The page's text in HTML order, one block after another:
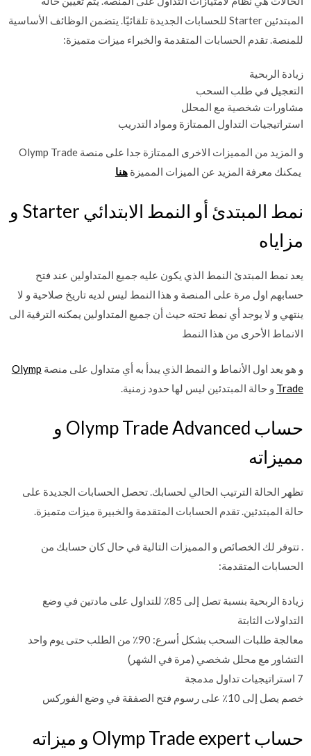
المبتدئين Starter للحسابات الجديدة تلقائيًا. يتضمن الوظائف الأساسية
للمنصة. تقدم الحسابات المتقدمة والخبراء ميزات متميزة:
زيادة الربحية
التعجيل في طلب السحب
مشاورات شخصية مع المحلل
استراتيجيات التداول الممتازة ومواد التدريب
و المزيد من المميزات الاخرى الممتازة جدا على منصة Olymp Trade
يمكنك معرفة المزيد عن الميزات المميزةهنا
نمط المبتدئ أو النمط الابتدائي Starter و
مزاياه
يعد نمط المبتدئ النمط الذي يكون عليه جميع المتداولين عند فتح
حسابهم اول مرة على المنصة و هذا النمط ليس لديه تاريخ صلاحية و لا
ينتهي و لا يوجد أي نمط تحته حيث أن جميع المتداولين يمكنه الترقية الى
الانماط الأحرى من هذا النمط
و هو يعد اول الأنماط و النمط الذي يبدأ به أي متداول على منصة Olymp
Trade و حالة المبتدئين ليس لها حدود زمنية.
حساب Olymp Trade Advanced و
مميزاته
تظهر الحالة الترتيب الحالي لحسابك. تحصل الحسابات الجديدة على
حالة المبتدئين. تقدم الحسابات المتقدمة والخبيرة ميزات متميزة.
. تتوفر لك الخصائص و المميزات التالية في حال كان حسابك من
الحسابات المتقدمة:
زيادة الربحية بنسبة تصل إلى 85٪ للتداول على مادتين في وضع
التداولات الثابتة
معالجة طلبات السحب بشكل أسرع: 90٪ من الطلب حتى يوم واحد
التشاور مع محلل شخصي (مرة في الشهر)
7 استراتيجيات تداول مدمجة
خصم يصل إلى 10٪ على رسوم فتح الصفقة في وضع الفوركس
حساب Olymp Trade expert و ميزاته